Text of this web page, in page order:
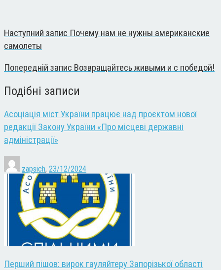
Наступний запис Почему нам не нужны американские
самолеты
Попередній запис Возвращайтесь живыми и с победой!
Подібні записи
Асоціація міст України працює над проєктом нової
редакції Закону України «Про місцеві державні
адміністрації»
zapsich, 23/12/2024
Перший пішов: вирок гауляйтеру Запорізької області